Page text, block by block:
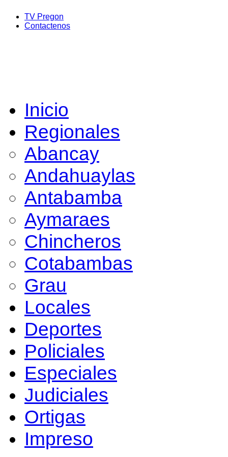
TV Pregon
Contactenos
Inicio
Regionales
Abancay
Andahuaylas
Antabamba
Aymaraes
Chincheros
Cotabambas
Grau
Locales
Deportes
Policiales
Especiales
Judiciales
Ortigas
Impreso